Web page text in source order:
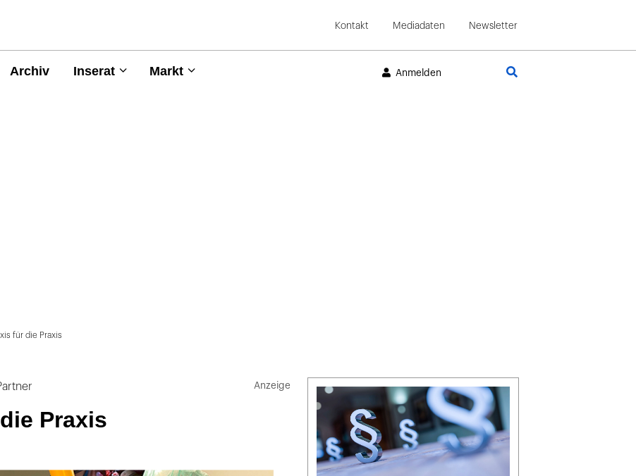
Kontakt Mediadaten Newsletter
Archiv Inserat Markt Anmelden
für die Praxis
Praxis